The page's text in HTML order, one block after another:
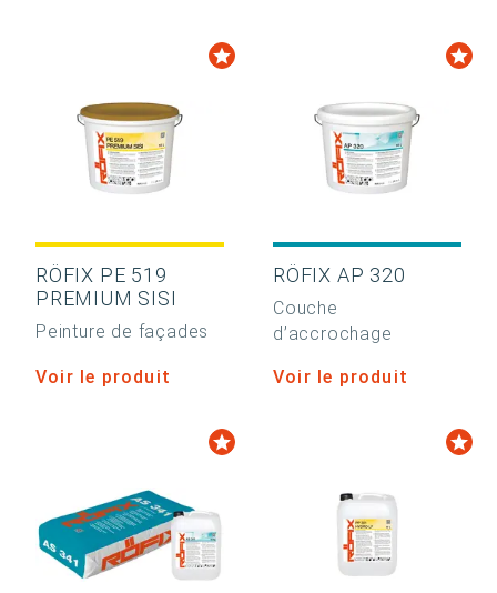
RÖFIX PE 519
PREMIUM SISI
Peinture de façades
Voir le produit
RÖFIX AP 320
Couche
d’accrochage
Voir le produit